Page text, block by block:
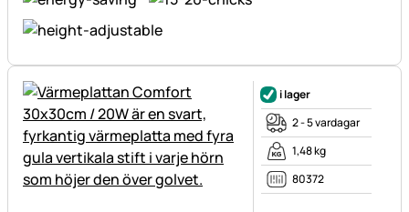
i lager
2 - 5 vardagar
1,48 kg
80372